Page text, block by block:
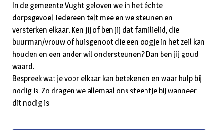
In de gemeente Vught geloven we in het échte
dorpsgevoel. Iedereen telt mee en we steunen en
versterken elkaar. Ken jij of ben jij dat familielid, die
buurman/vrouw of huisgenoot die een oogje in het zeil kan
houden en een ander wil ondersteunen? Dan ben jij goud
waard.
Bespreek wat je voor elkaar kan betekenen en waar hulp bij
nodig is. Zo dragen we allemaal ons steentje bij wanneer
dit nodig is